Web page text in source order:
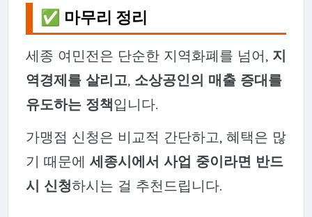
✅ 마무리 정리
세종 여민전은 단순한 지역화폐를 넘어, 지
역경제를 살리고, 소상공인의 매출 증대를
유도하는 정책입니다.
가맹점 신청은 비교적 간단하고, 혜택은 많
기 때문에 세종시에서 사업 중이라면 반드
시 신청하시는 걸 추천드립니다.